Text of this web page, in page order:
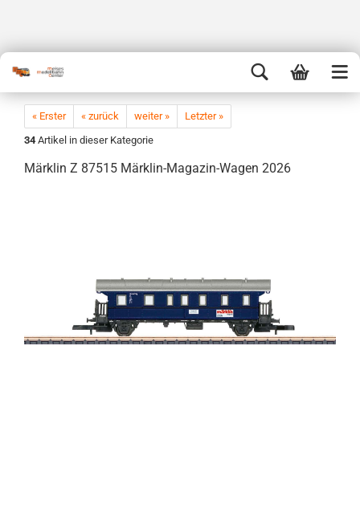
« Erster « zurück weiter »
Letzter »
34 Artikel in dieser Kategorie
Märklin Z 87515 Märklin-Magazin-Wagen 2026